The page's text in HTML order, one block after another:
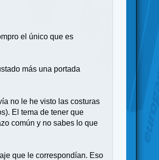
el único que es
más una portada
no le he visto las costuras
El tema de tener que
común y no sabes lo que
que le correspondían. Eso